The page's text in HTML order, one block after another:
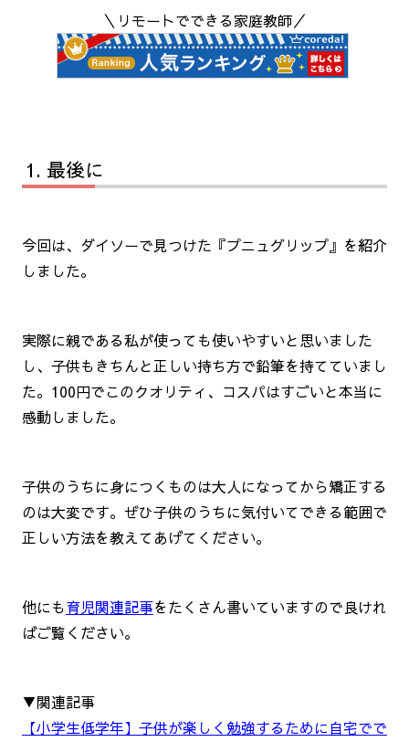
＼リモートでできる家庭教師／
最後に
今回は、ダイソーで見つけた『プニュグリップ』を紹介
しました。
実際に親である私が使っても使いやすいと思いました
し、子供もきちんと正しい持ち方で鉛筆を持てていまし
た。100円でこのクオリティ、コスパはすごいと本当に
感動しました。
子供のうちに身につくものは大人になってから矯正する
のは大変です。ぜひ子供のうちに気付いてできる範囲で
正しい方法を教えてあげてください。
他にも育児関連記事をたくさん書いていますので良けれ
ばご覧ください。
▼関連記事
【小学生低学年】子供が楽しく勉強するために自宅でで